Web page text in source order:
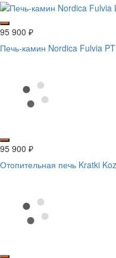
95 900 ₽
Печь-камин Nordica Fulvia PT
95 900 ₽
Отопительная печь Kratki